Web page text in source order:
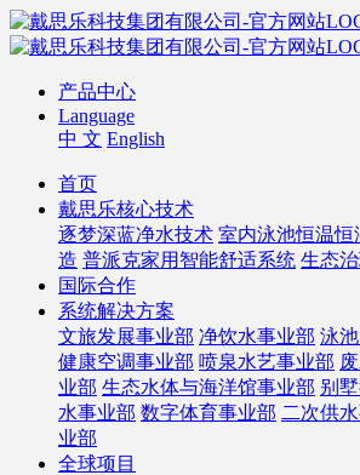
产品中心
Language
中 文 English
首页
戴思乐核心技术
逐梦深蓝净水技术 室内泳池恒温恒
造 普派克家用智能舒适系统 生态
国际合作
系统解决方案
文旅发展事业部 净饮水事业部 泳
健康空调事业部 喷泉水艺事业部
业部 生态水体与海洋馆事业部 别
水事业部 数字体育事业部 二次供
业部
全球项目